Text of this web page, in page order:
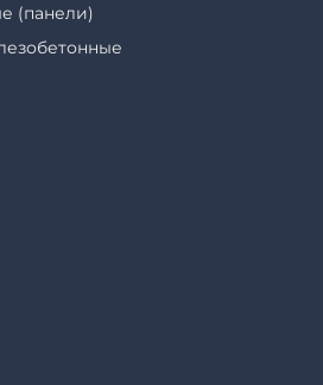
(панели)